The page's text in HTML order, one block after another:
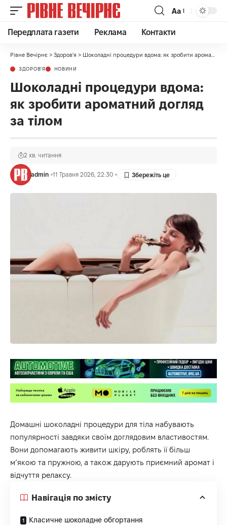
Аа
Передплата газети Реклама Контакти
Рівне Вечірнє > Здоров'я > Шоколадні процедури вдома: як зробити ароматний догляд за тілом
ЗДОРОВ'Я НОВИНИ
Шоколадні процедури вдома:
як зробити ароматний догляд
за тілом
admin 11 Травня 2026, 22:30
2 хв. читання
Домашні шоколадні процедури для тіла набувають
популярності завдяки своїм доглядовим властивостям.
Вони допомагають живити шкіру, роблять її більш
м’якою та пружною, а також дарують приємний аромат і
відчуття релаксу.
Навігація по змісту
Класичне шоколадне обгортання